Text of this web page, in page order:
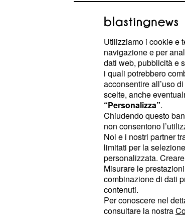
L'appello di
"Donate gli
L'intensa permanenza
Bruganelli a una
nei reparti pediatrici.
l'opinione pubblica
sottolineando
di civiltà e rispetto per
con chiarezza: "Non
ospedale in attesa di un
nel 2026, in un’epoca
dall’intelligenza
Utilizziamo i cookie e
navigazione e per
dati web, pubblicità e
i quali potrebbero
acconsentire all’uso
scelte, anche
“Personalizza”.
Chiudendo questo
non consentono
Noi e i nostri partner
limitati per la
personalizzata.
Misurare le
combinazione di dati
contenuti.
Per conoscere nel
consultare la nostra